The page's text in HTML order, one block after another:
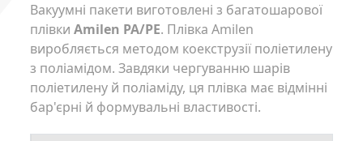
Вакуумні пакети виготовлені з багатошарової
плівки Amilen PA/PE. Плівка Amilen
виробляється методом коекструзії поліетилену
з поліамідом. Завдяки чергуванню шарів
поліетилену й поліаміду, ця плівка має відмінні
бар'єрні й формувальні властивості.